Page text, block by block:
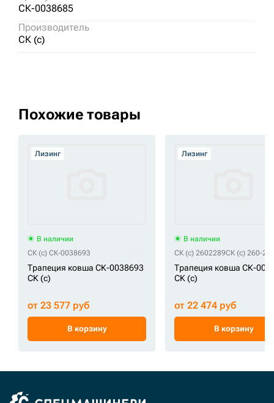
СК-0038685
Производитель
СК (c)
Похожие товары
Лизинг
В наличии
СК (c) СК-0038693
Трапеция ковша СК-0038693
СК (c)
от 23 577 руб
В корзину
Лизинг
В наличии
СК (c) 2602289СК (c) 260-
Трапеция ковша СК-
СК (c)
от 22 474 руб
В корзину